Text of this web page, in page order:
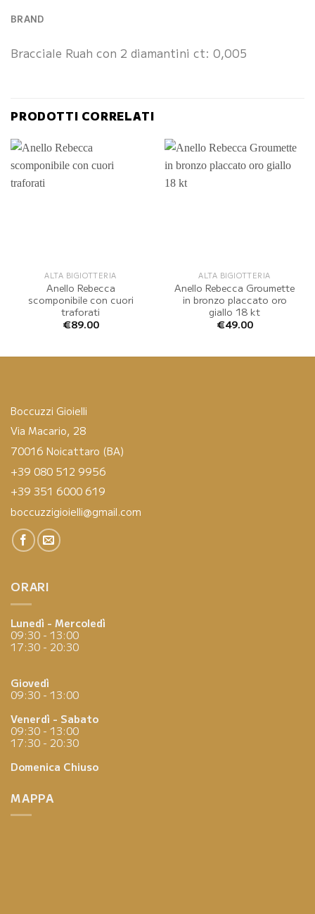
BRAND
Bracciale Ruah con 2 diamantini ct: 0,005
PRODOTTI CORRELATI
ALTA BIGIOTTERIA
Anello Rebecca
scomponibile con cuori
traforati
€89.00
ALTA BIGIOTTERIA
Anello Rebecca Groumette
in bronzo placcato oro
giallo 18 kt
€49.00
Boccuzzi Gioielli
Via Macario, 28
70016 Noicattaro (BA)
+39 080 512 9956
+39 351 6000 619
boccuzzigioielli@gmail.com
ORARI
Lunedì - Mercoledì
09:30 - 13:00
17:30 - 20:30
Giovedì
09:30 - 13:00
Venerdì - Sabato
09:30 - 13:00
17:30 - 20:30
Domenica Chiuso
MAPPA